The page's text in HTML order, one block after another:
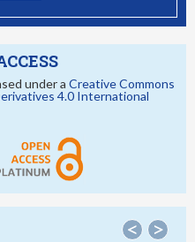
under a Creative Commons
4.0 International
< >